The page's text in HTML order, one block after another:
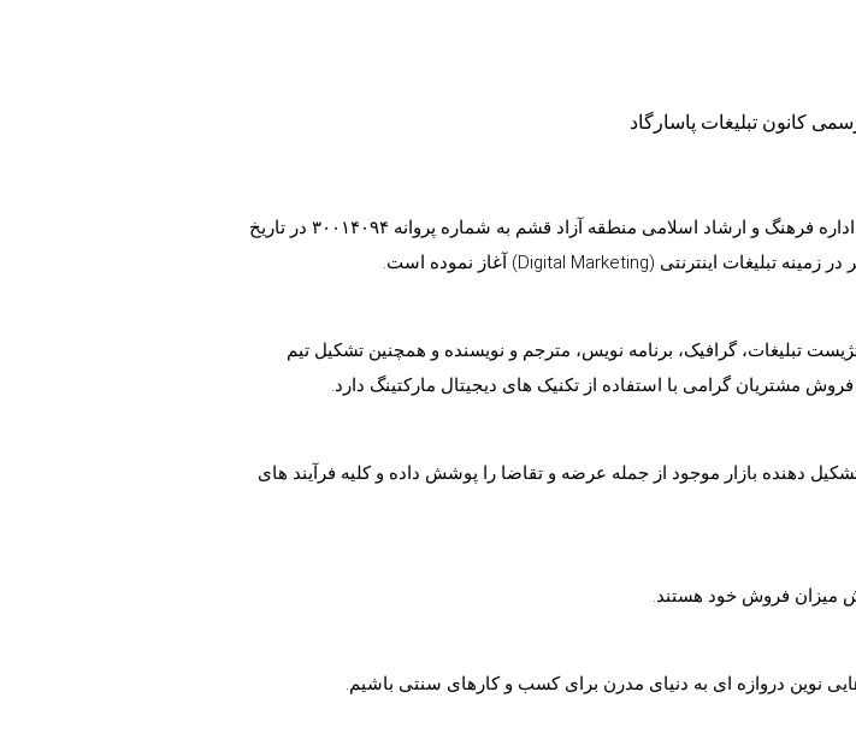
کانون تبلیغات پاسارگاد
با مجوز رسمی از اداره فرهنگ و ارشاد اسلامی منطقه آزاد قشم به شماره پروانه ۳۰۰۱۴۰۹۴ در تاریخ
تبلیغات، گرافیک، برنامه نویس، مترجم و نویسنده و همچنین تشکیل تیم
مشتریان گرامی با استفاده از تکنیک های دیجیتال مارکتینگ دارد.
دهنده بازار موجود از جمله عرضه و تقاضا را پوشش داده و کلیه فرآیند های
میزان فروش خود هستند.
نوین دروازه ای به دنیای مدرن برای کسب و کارهای سنتی باشیم.